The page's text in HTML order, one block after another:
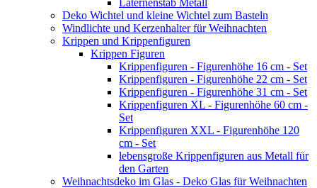
Laternenstab Metall
Deko Wichtel und kleine Wichtel zum Basteln
Windlichte und Kerzenhalter für Weihnachten
Krippen und Krippenfiguren
Krippen Figuren
Krippenfiguren - Figurenhöhe 16 cm - Set
Krippenfiguren - Figurenhöhe 22 cm - Set
Krippenfiguren - Figurenhöhe 31 cm - Set
Krippenfiguren XL - Figurenhöhe 60 cm -
Set
Krippenfiguren XXL - Figurenhöhe 120
cm - Set
lebensgroße Krippenfiguren aus Metall für
den Garten
Weihnachtsdeko im Glas - Deko Glas für Weihnachten